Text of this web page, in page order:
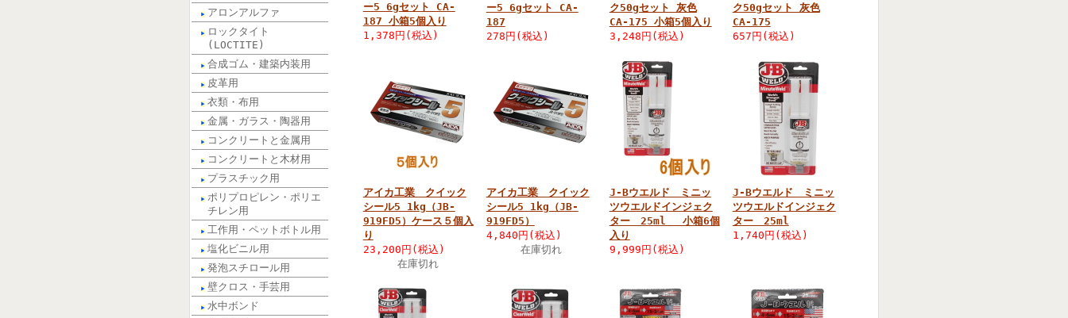
アロンアルファ
ロックタイト
(LOCTITE)
合成ゴム・建築内装用
皮革用
衣類・布用
金属・ガラス・陶器用
コンクリートと金属用
コンクリートと木材用
プラスチック用
ポリプロピレン・ポリエ
チレン用
工作用・ペットボトル用
塩化ビニル用
発泡スチロール用
壁クロス・手芸用
水中ボンド
ー5 6gセット CA-
187 小箱5個入り
1,378円(税込)
ー5 6gセット CA-
187
278円(税込)
ク50gセット 灰色
CA-175 小箱5個入り
3,248円(税込)
ク50gセット 灰色
CA-175
657円(税込)
アイカ工業 クイック
シール5 1kg（JB-
919FD5）ケース５個入
り
23,200円(税込)
在庫切れ
アイカ工業 クイック
シール5 1kg（JB-
919FD5）
4,840円(税込)
在庫切れ
J-Bウエルド ミニッ
ツウエルドインジェク
ター 25ml 小箱6個
入り
9,999円(税込)
J-Bウエルド ミニッ
ツウエルドインジェク
ター 25ml
1,740円(税込)